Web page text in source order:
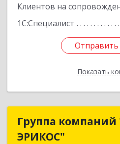
Клиентов на
1С:Специалист
Отправить
Показать
Отправить
Назад
Группа компаний
ЭРИКОС"
Группа